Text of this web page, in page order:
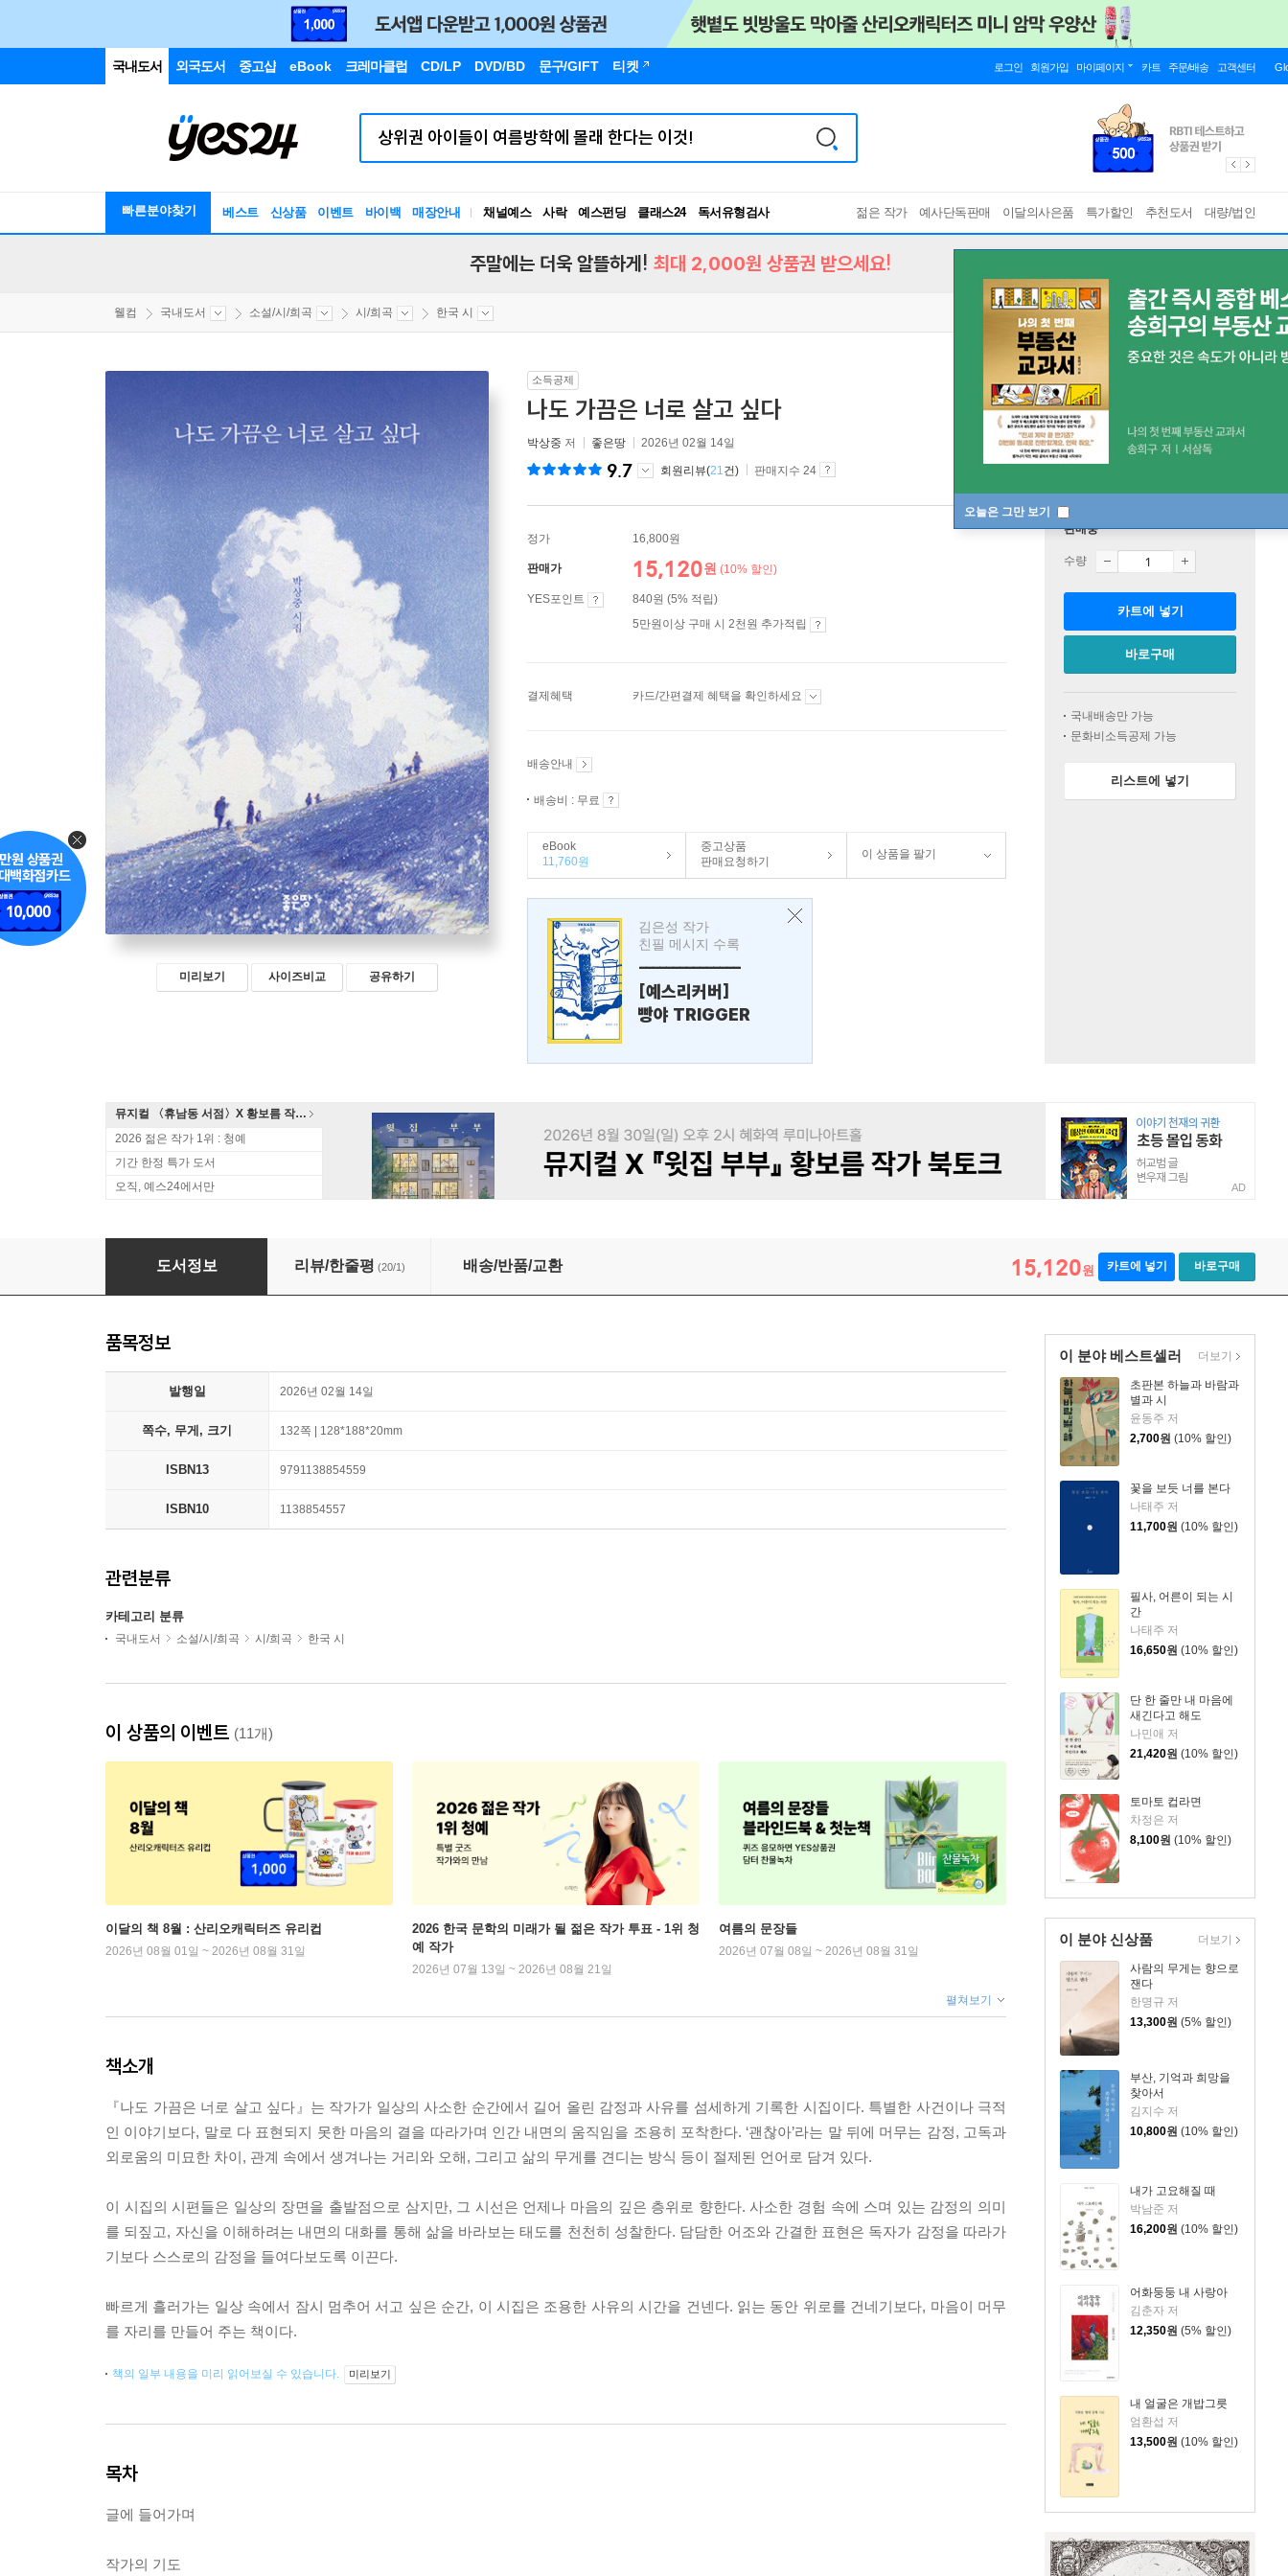
국내도서 외국도서 중고샵 eBook 크레마클럽 CD/LP DVD/BD 문구/GIFT 티켓 로그인 회원가입 마이페이지 카트 주문/배송 고객센터
빠른분야찾기 베스트 신상품 이벤트 바이백 매장안내 채널예스 사락 예스펀딩 클래스24
RBTI Lab
독서유형검사
젊은 작가 예사단독판매 이달의사은품 특가할인 추천도서 대량/법인
오늘은 그만 보기
주말에는 더욱 알뜰하게! 최대 2,000원 상품권 받으세요!
웰컴 국내도서 소설/시/희곡 시/희곡 한국 시
미리보기 사이즈비교 공유하기
소득공제
나도 가끔은 너로 살고 싶다
박상중 저 좋은땅 2026년 02월 14일
9.7 회원리뷰(21건) 판매지수 24
정가 16,800원
판매가 15,120원 (10% 할인)
YES포인트
840원 (5% 적립)
5만원이상 구매 시 2천원 추가적립
결제혜택 카드/간편결제 혜택을 확인하세요
배송안내
배송비 : 무료
eBook
11,760원
중고상품
판매요청하기
이 상품을 팔기
김은성 작가
친필 메시지 수록
---------------
[예스리커버]
빵야 TRIGGER
판매중
수량
카트에 넣기
바로구매
국내배송만 가능
문화비소득공제 가능
리스트에 넣기
뮤지컬 〈휴남동 서점〉X 황보름 작가 북토크
2026 젊은 작가 1위 : 청예
기간 한정 특가 도서
오직, 예스24에서만
AD
나도 가끔은 너로 살고 싶다
도서정보 리뷰/한줄평 (20/1) 배송/반품/교환 15,120원 카트에 넣기 바로구매
이 분야 베스트셀러
초판본 하늘과 바람과
별과 시
윤동주 저
2,700원 (10% 할인)
꽃을 보듯 너를 본다
나태주 저
11,700원 (10% 할인)
필사, 어른이 되는 시
간
나태주 저
16,650원 (10% 할인)
단 한 줄만 내 마음에
새긴다고 해도
나민애 저
21,420원 (10% 할인)
토마토 컵라면
차정은 저
8,100원 (10% 할인)
더보기
이 분야 신상품
사람의 무게는 향으로
잰다
한명규 저
13,300원 (5% 할인)
부산, 기억과 희망을
찾아서
김지수 저
10,800원 (10% 할인)
내가 고요해질 때
박남준 저
16,200원 (10% 할인)
어화둥둥 내 사랑아
김춘자 저
12,350원 (5% 할인)
내 얼굴은 개밥그릇
엄환섭 저
13,500원 (10% 할인)
더보기
품목정보
발행일 2026년 02월 14일
쪽수, 무게, 크기 132쪽 | 128*188*20mm
ISBN13 9791138854559
ISBN10 1138854557
관련분류
카테고리 분류
국내도서 소설/시/희곡 시/희곡 한국 시
이 상품의 이벤트 (11개)
이달의 책 8월 : 산리오캐릭터즈 유리컵
2026년 08월 01일 ~ 2026년 08월 31일
2026 한국 문학의 미래가 될 젊은 작가 투표 - 1위 청
예 작가
2026년 07월 13일 ~ 2026년 08월 21일
여름의 문장들
2026년 07월 08일 ~ 2026년 08월 31일
펼쳐보기
책소개
『나도 가끔은 너로 살고 싶다』는 작가가 일상의 사소한 순간에서 길어 올린 감정과 사유를 섬세하게 기록한 시집이다. 특별한 사건이나 극적
인 이야기보다, 말로 다 표현되지 못한 마음의 결을 따라가며 인간 내면의 움직임을 조용히 포착한다. ‘괜찮아’라는 말 뒤에 머무는 감정, 고독과
외로움의 미묘한 차이, 관계 속에서 생겨나는 거리와 오해, 그리고 삶의 무게를 견디는 방식 등이 절제된 언어로 담겨 있다.
이 시집의 시편들은 일상의 장면을 출발점으로 삼지만, 그 시선은 언제나 마음의 깊은 층위로 향한다. 사소한 경험 속에 스며 있는 감정의 의미
를 되짚고, 자신을 이해하려는 내면의 대화를 통해 삶을 바라보는 태도를 천천히 성찰한다. 담담한 어조와 간결한 표현은 독자가 감정을 따라가
기보다 스스로의 감정을 들여다보도록 이끈다.
빠르게 흘러가는 일상 속에서 잠시 멈추어 서고 싶은 순간, 이 시집은 조용한 사유의 시간을 건넨다. 읽는 동안 위로를 건네기보다, 마음이 머무
를 자리를 만들어 주는 책이다.
책의 일부 내용을 미리 읽어보실 수 있습니다. 미리보기
목차
글에 들어가며
작가의 기도